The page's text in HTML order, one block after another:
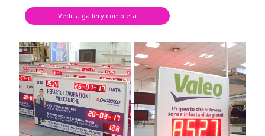
Vedi la gallery completa